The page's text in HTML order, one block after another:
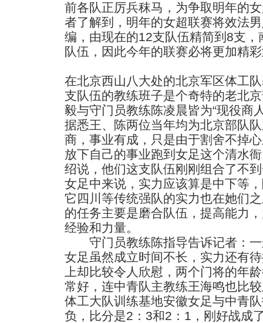
前各队正厉兵秣马，为争取明年的
者了解到，明年的女超联赛将效法
编，由现在的12支队伍精简到8支
队伍，因此今年的联赛必将更加精
在北京西山八大处的北京军区体工
支队伍的教练班子是个奇特的老北
毅与守门员教练陈凌晨皆为“现役商
据悉王、陈两位当年均为北京部队
商，事业有成，只是由于割舍不掉
放下自己的事业跑到女足这个清水
绍说，他们这支队伍刚刚组合了不
女足中来说，实力应该算是中下等
它四川等传统强队的实力也在她们
的任务主要是磨合队伍，提高能力
经验和力量。
守门员教练陈指导告诉记者：一
女足虽然成立时间不长，实力还有
上却比较令人欣慰，两个门将的年
常好，连中青队主教练王海鸣也比
体工大队训练基地安徽女足与中青
负，比分是2：3和2：1，刚好战成